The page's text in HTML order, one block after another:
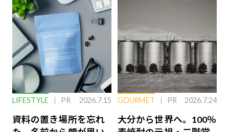
LIFESTYLE PR 2026.7.15
資料の置き場所を忘れ
GOURMET PR 2026.7.24
大分から世界へ。100％